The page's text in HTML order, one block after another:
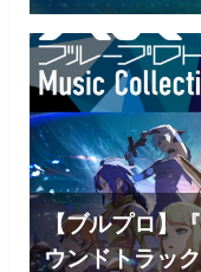
【ブルプロ】
ウンドトラッ